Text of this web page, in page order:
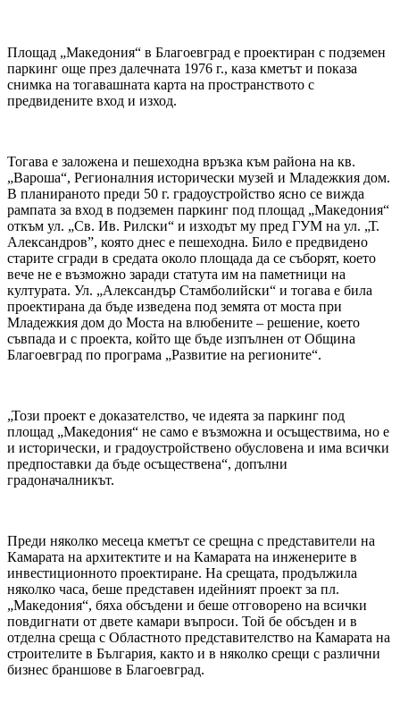
Площад „Македония“ в Благоевград е проектиран с подземен
паркинг още през далечната 1976 г., каза кметът и показа
снимка на тогавашната карта на пространството с
предвидените вход и изход.
Тогава е заложена и пешеходна връзка към района на кв.
„Вароша“, Регионалния исторически музей и Младежкия дом.
В планираното преди 50 г. градоустройство ясно се вижда
рампата за вход в подземен паркинг под площад „Македония“
откъм ул. „Св. Ив. Рилски“ и изходът му пред ГУМ на ул. „Т.
Александров”, която днес е пешеходна. Било е предвидено
старите сгради в средата около площада да се съборят, което
вече не е възможно заради статута им на паметници на
културата. Ул. „Александър Стамболийски“ и тогава е била
проектирана да бъде изведена под земята от моста при
Младежкия дом до Моста на влюбените – решение, което
съвпада и с проекта, който ще бъде изпълнен от Община
Благоевград по програма „Развитие на регионите“.
„Този проект е доказателство, че идеята за паркинг под
площад „Македония“ не само е възможна и осъществима, но е
и исторически, и градоустройствено обусловена и има всички
предпоставки да бъде осъществена“, допълни
градоначалникът.
Преди няколко месеца кметът се срещна с представители на
Камарата на архитектите и на Камарата на инженерите в
инвестиционното проектиране. На срещата, продължила
няколко часа, беше представен идейният проект за пл.
„Македония“, бяха обсъдени и беше отговорено на всички
повдигнати от двете камари въпроси. Той бе обсъден и в
отделна среща с Областното представителство на Камарата на
строителите в България, както и в няколко срещи с различни
бизнес браншове в Благоевград.